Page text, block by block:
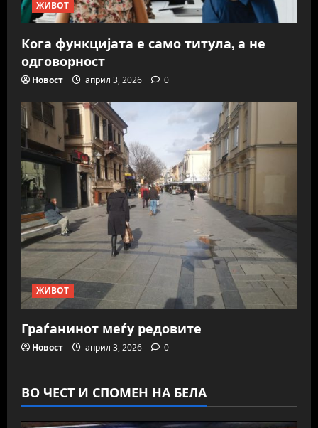
ЖИВОТ
Кога функцијата е само титула, а не
одговорност
Новост април 3, 2026 0
ЖИВОТ
Граѓанинот меѓу редовите
Новост април 3, 2026 0
ВО ЧЕСТ И СПОМЕН НА БЕЛА